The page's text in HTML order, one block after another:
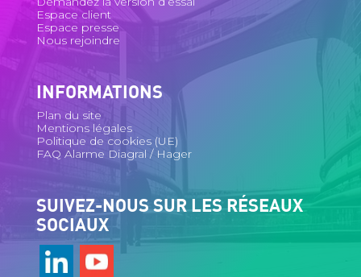
Espace client
Espace presse
Nous rejoindre
INFORMATIONS
Plan du site
Mentions légales
Politique de cookies (UE)
FAQ Alarme Diagral / Hager
SUIVEZ-NOUS SUR LES RÉSEAUX
SOCIAUX